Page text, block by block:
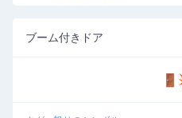
ブーム付きドア